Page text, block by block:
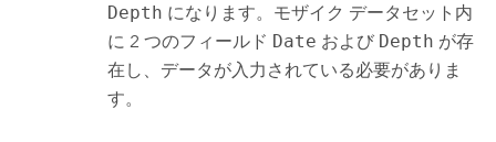
Depth になります。モザイク データセット内
に 2 つのフィールド Date および Depth が存
在し、データが入力されている必要がありま
す。